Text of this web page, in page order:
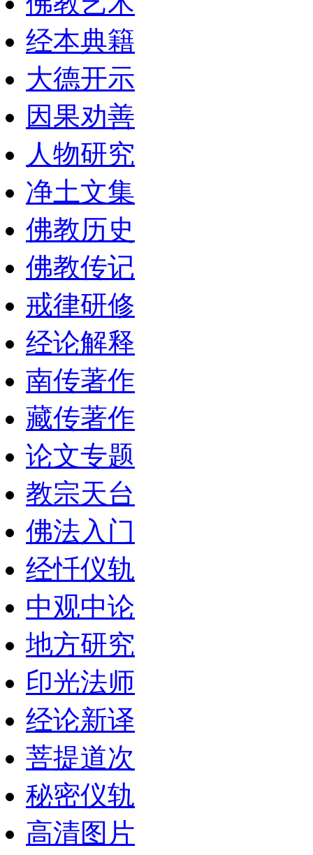
经本典籍
大德开示
因果劝善
人物研究
净土文集
佛教历史
佛教传记
戒律研修
经论解释
南传著作
藏传著作
论文专题
教宗天台
佛法入门
经忏仪轨
中观中论
地方研究
印光法师
经论新译
菩提道次
秘密仪轨
高清图片